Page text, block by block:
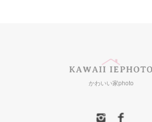
かわいい家photo